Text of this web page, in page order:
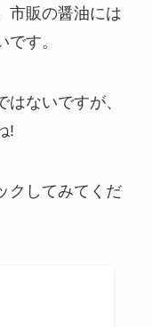
市販の醤油には
す。
ないですが、
!
クしてみてくだ